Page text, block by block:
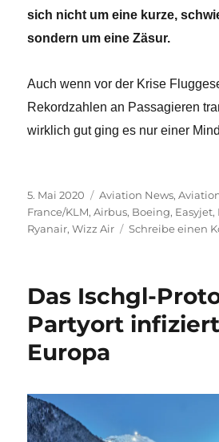
sich nicht um eine kurze,
sondern um eine Zäsur.
Auch wenn vor der Krise
Rekordzahlen an Passagieren
wirklich gut ging es nur einer
Veröffentlicht
am
5. Mai 2020 Kategorien
Aviation News,
France/KLM,Airbus, Boeing, Easyjet,
Ryanair,Wizz Air Schreibe einen
Das Ischgl-
Partyort
Europa